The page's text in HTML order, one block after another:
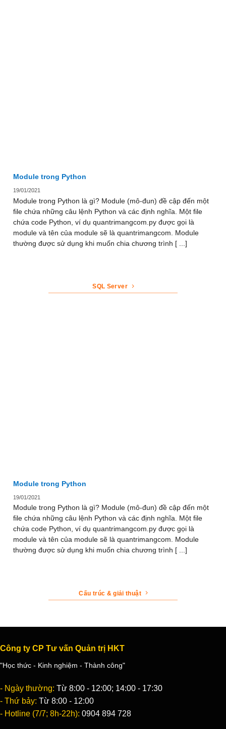
Module trong Python
19/01/2021
Module trong Python là gì? Module (mô-đun) đề cập đến một
file chứa những câu lệnh Python và các định nghĩa. Một file
chứa code Python, ví dụ quantrimangcom.py được gọi là
module và tên của module sẽ là quantrimangcom. Module
thường được sử dụng khi muốn chia chương trình [ ...]
SQL Server
Module trong Python
19/01/2021
Module trong Python là gì? Module (mô-đun) đề cập đến một
file chứa những câu lệnh Python và các định nghĩa. Một file
chứa code Python, ví dụ quantrimangcom.py được gọi là
module và tên của module sẽ là quantrimangcom. Module
thường được sử dụng khi muốn chia chương trình [ ...]
Cấu trúc & giải thuật
Công ty CP Tư vấn Quản trị HKT
"Học thức - Kinh nghiệm - Thành công"
- Ngày thường: Từ 8:00 - 12:00; 14:00 - 17:30
- Thứ bảy: Từ 8:00 - 12:00
- Hotline (7/7; 8h-22h): 0904 894 728